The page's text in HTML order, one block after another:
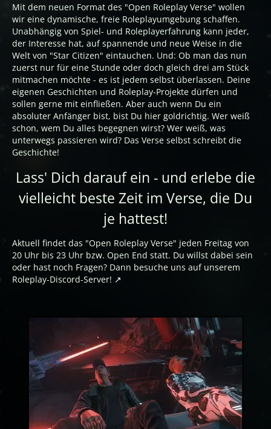
Mit dem neuen Format des "Open Roleplay Verse" wollen
wir eine dynamische, freie Roleplayumgebung schaffen.
Unabhängig von Spiel- und Roleplayerfahrung kann jeder,
der Interesse hat, auf spannende und neue Weise in die
Welt von "Star Citizen" eintauchen. Und: Ob man das nun
zuerst nur für eine Stunde oder doch gleich drei am Stück
mitmachen möchte - es ist jedem selbst überlassen. Deine
eigenen Geschichten und Roleplay-Projekte dürfen und
sollen gerne mit einfließen. Aber auch wenn Du ein
absoluter Anfänger bist, bist Du hier goldrichtig. Wer weiß
schon, wem Du alles begegnen wirst? Wer weiß, was
unterwegs passieren wird? Das Verse selbst schreibt die
Geschichte!
Lass' Dich darauf ein - und erlebe die
vielleicht beste Zeit im Verse, die Du
je hattest!
Aktuell findet das "Open Roleplay Verse" jeden Freitag von
20 Uhr bis 23 Uhr bzw. Open End statt. Du willst dabei sein
oder hast noch Fragen? Dann besuche uns auf unserem
Roleplay-Discord-Server!